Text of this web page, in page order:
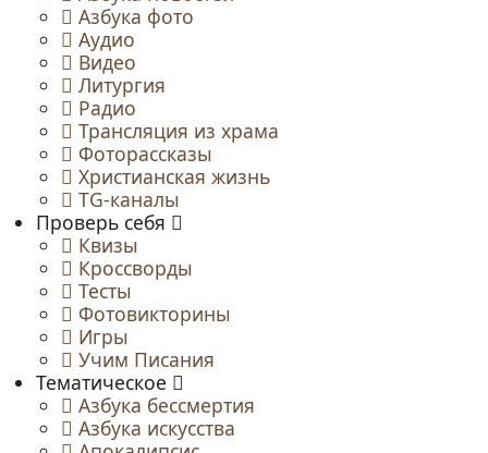
Азбука фото
Аудио
Видео
Литургия
Радио
Трансляция из храма
Фоторассказы
Христианская жизнь
TG-каналы
Проверь себя
Квизы
Кроссворды
Тесты
Фотовикторины
Игры
Учим Писания
Тематическое
Азбука бессмертия
Азбука искусства